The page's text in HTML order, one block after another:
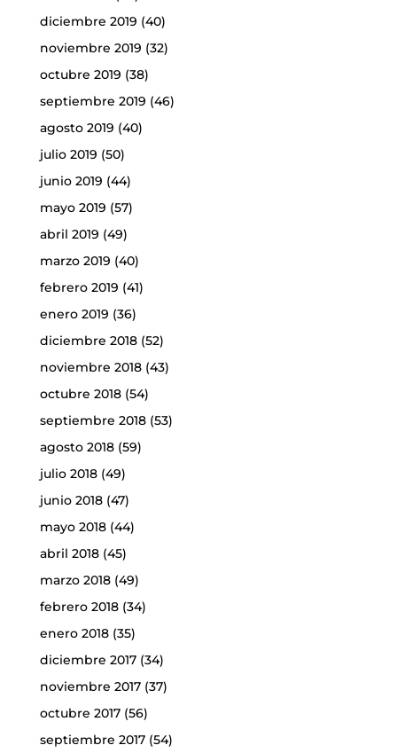
diciembre 2019 (40)
noviembre 2019 (32)
octubre 2019 (38)
septiembre 2019 (46)
agosto 2019 (40)
julio 2019 (50)
junio 2019 (44)
mayo 2019 (57)
abril 2019 (49)
marzo 2019 (40)
febrero 2019 (41)
enero 2019 (36)
diciembre 2018(52)
noviembre 2018(43)
octubre 2018(54)
septiembre 2018(53)
agosto 2018(59)
julio 2018(49)
junio 2018(47)
mayo 2018(44)
abril 2018(45)
marzo 2018(49)
febrero 2018(34)
enero 2018(35)
diciembre 2017(34)
noviembre 2017(37)
octubre 2017(56)
septiembre 2017(54)